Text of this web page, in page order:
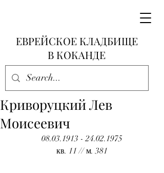
ЕВРЕЙСКОЕ КЛАДБИЩЕ
В КОКАНДЕ
Криворуцкий Лев
Моисеевич
08.03.1913 - 24.02.1975
кв. 11 // м. 381